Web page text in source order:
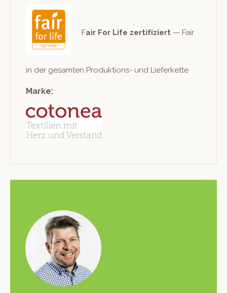
Fair For Life zer­ti­fiziert — Fair
in der gesamten Pro­duk­tions- und Lieferkette
Marke: